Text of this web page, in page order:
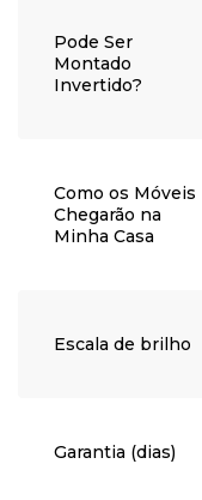
Pode Ser
Montado
Invertido?
Como os Móveis
Chegarão na
Minha Casa
Escala de brilho
Garantia (dias)